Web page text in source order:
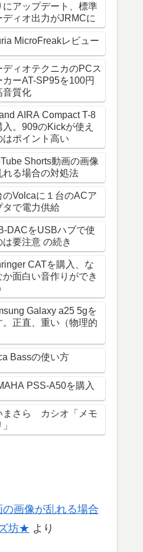
にアップデート、標準
ディオ出力がJRMCに
MicroFreakレビュー
ディオテクニカのPCス
カーAT-SP95を100円
音質化
AIRA Compact T-8
入。909のKickが使え
はポイント高い
Shorts動画の画像
れる場合の対処法
のVolcaに１台のACア
タで電力供給
DACをUSBハブで使
は要注意 の続き
CATを購入、な
か面白い音作りができ
Galaxy a25 5gを
。正直、重い（物理的
Bassの使い方
PSS-A50を購入
まさら カシオ「メモ
画像が乱れる場合
坊★ より